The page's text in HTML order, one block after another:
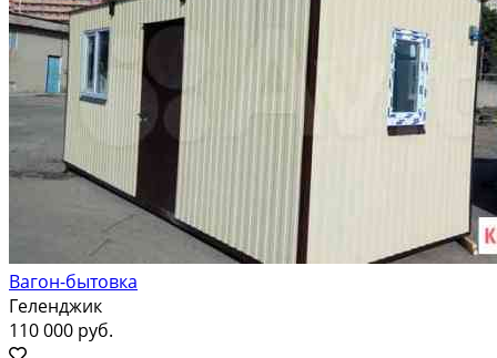
Вагон-бытовка
Геленджик
110 000 руб.